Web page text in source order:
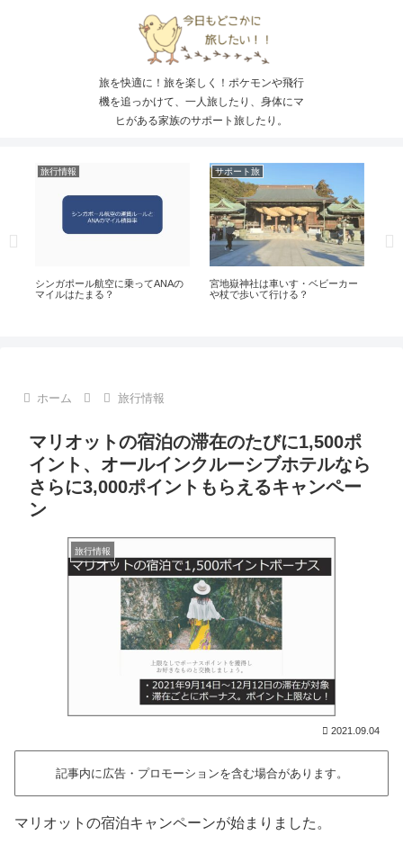
旅を快適に！旅を楽しく！ポケモンや飛行
機を追っかけて、一人旅したり、身体にマ
ヒがある家族のサポート旅したり。
旅行情報
シンガポール航空に乗ってANAの
マイルはたまる？
サポート旅
宮地嶽神社は車いす・ベビーカー
や杖で歩いて行ける？
ホーム 旅行情報
マリオットの宿泊の滞在のたびに1,500ポ
イント、オールインクルーシブホテルなら
さらに3,000ポイントもらえるキャンペー
ン
旅行情報
2021.09.04
記事内に広告・プロモーションを含む場合があります。
マリオットの宿泊キャンペーンが始まりました。